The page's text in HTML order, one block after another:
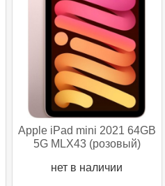
Apple iPad mini 2021 64GB
5G MLX43 (розовый)
нет в наличии